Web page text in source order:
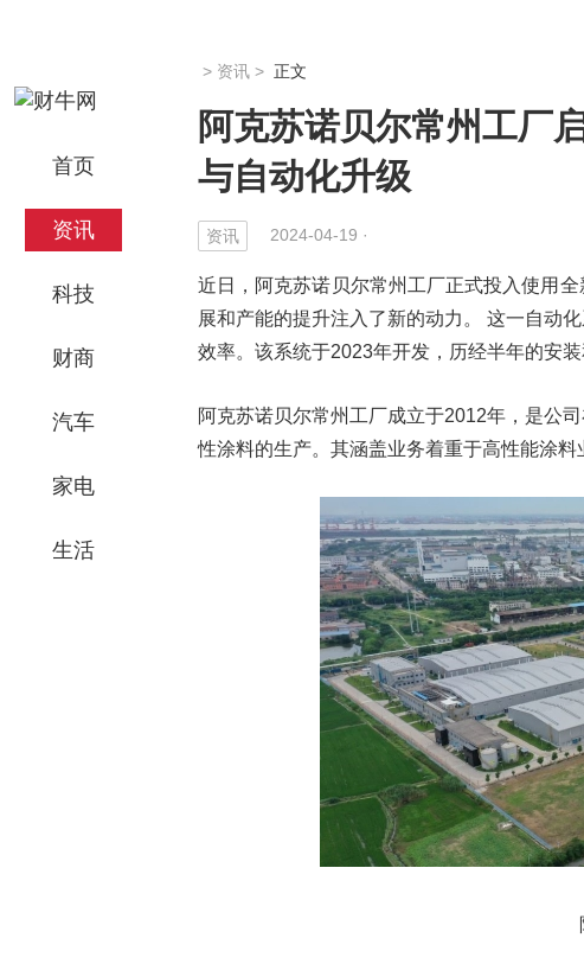
首页
资讯
科技
财商
汽车
家电
生活
> 资讯 > 正文
阿克苏诺贝尔常州工厂
与自动化升级
资讯 2024-04-19 ·
近日，阿克苏诺贝尔常州工厂正式投入使用
展和产能的提升注入了新的动力。 这一自动
效率。该系统于2023年开发，历经半年的安
阿克苏诺贝尔常州工厂成立于2012年，是公
性涂料的生产。其涵盖业务着重于高性能涂